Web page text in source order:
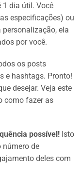
1 dia útil. Você
especificações) ou
personalização, ela
por você.
os posts
e hashtags. Pronto!
desejar. Veja este
como fazer as
possível! Isto
número de
deles com